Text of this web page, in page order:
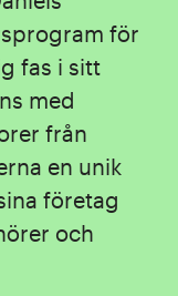
för
fas i sitt
med
från
en unik
företag
och